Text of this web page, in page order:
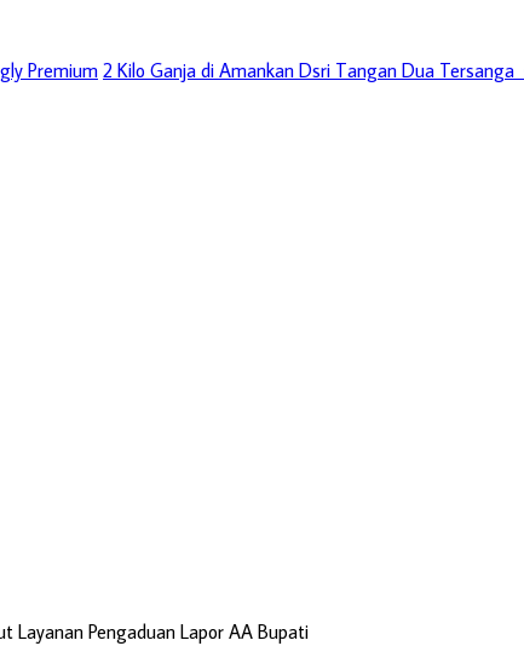
Premium 2 Kilo Ganja di Amankan Dsri Tangan Dua
Layanan Pengaduan Lapor AA Bupati